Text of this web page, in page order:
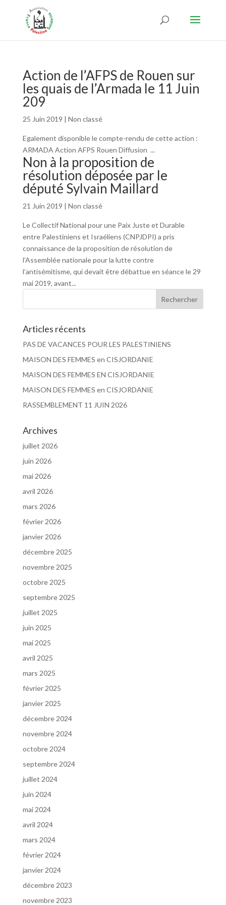
Action de l’AFPS de Rouen sur
les quais de l’Armada le 11 Juin
209
25 Juin 2019 | Non classé
Egalement disponible le compte-rendu de cette action :
ARMADA Action AFPS Rouen Diffusion ...
Non à la proposition de
résolution déposée par le
député Sylvain Maillard
21 Juin 2019 | Non classé
Le Collectif National pour une Paix Juste et Durable
entre Palestiniens et Israéliens (CNPJDPI) a pris
connaissance de la proposition de résolution de
l’Assemblée nationale pour la lutte contre
l’antisémitisme, qui devait être débattue en séance le 29
mai 2019, avant...
Articles récents
PAS DE VACANCES POUR LES PALESTINIENS
MAISON DES FEMMES en CISJORDANIE
MAISON DES FEMMES EN CISJORDANIE
MAISON DES FEMMES en CISJORDANIE
RASSEMBLEMENT 11 JUIN 2026
Archives
juillet 2026
juin 2026
mai 2026
avril 2026
mars 2026
février 2026
janvier 2026
décembre 2025
novembre 2025
octobre 2025
septembre 2025
juillet 2025
juin 2025
mai 2025
avril 2025
mars 2025
février 2025
janvier 2025
décembre 2024
novembre 2024
octobre 2024
septembre 2024
juillet 2024
juin 2024
mai 2024
avril 2024
mars 2024
février 2024
janvier 2024
décembre 2023
novembre 2023